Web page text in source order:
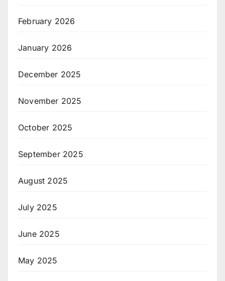
February 2026
January 2026
December 2025
November 2025
October 2025
September 2025
August 2025
July 2025
June 2025
May 2025